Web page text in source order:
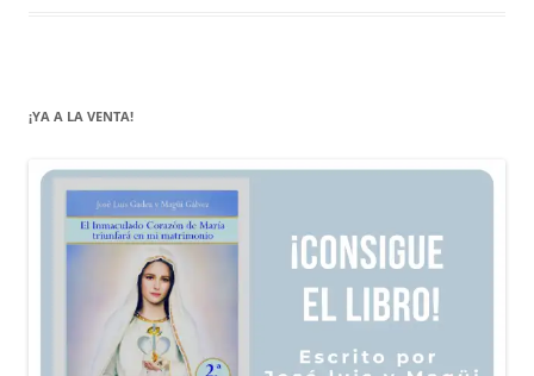
¡YA A LA VENTA!